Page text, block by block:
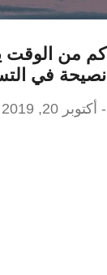
كم من الوقت
نصيحة في
- أكتوبر 20, 2019